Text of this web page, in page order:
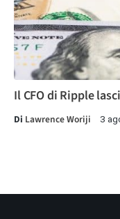
Il CFO di Ripple
Di Lawrence Woriji 3